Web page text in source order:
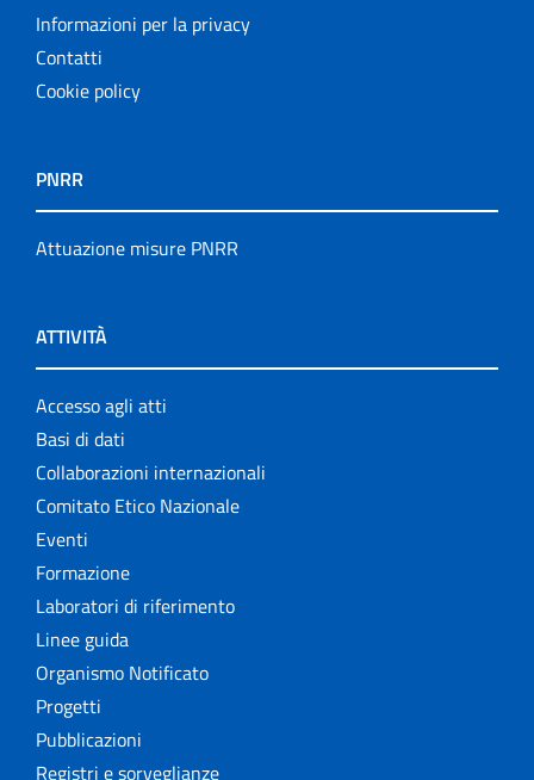
Informazioni per la privacy
Contatti
Cookie policy
PNRR
Attuazione misure PNRR
ATTIVITÀ
Accesso agli atti
Basi di dati
Collaborazioni internazionali
Comitato Etico Nazionale
Eventi
Formazione
Laboratori di riferimento
Linee guida
Organismo Notificato
Progetti
Pubblicazioni
Registri e sorveglianze